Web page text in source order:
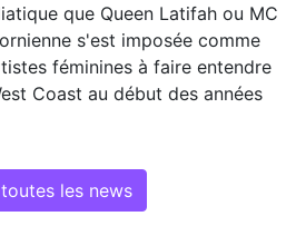
que Queen Latifah ou MC
s'est imposée comme
féminines à faire entendre
Coast au début des années
les news